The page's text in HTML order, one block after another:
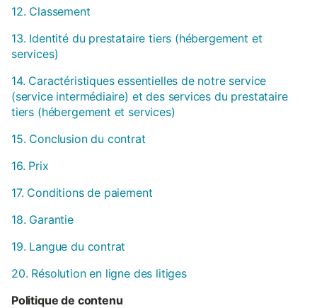
12. Classement
13. Identité du prestataire tiers (hébergement et
services)
14. Caractéristiques essentielles de notre service
(service intermédiaire) et des services du prestataire
tiers (hébergement et services)
15. Conclusion du contrat
16. Prix
17. Conditions de paiement
18. Garantie
19. Langue du contrat
20. Résolution en ligne des litiges
Politique de contenu